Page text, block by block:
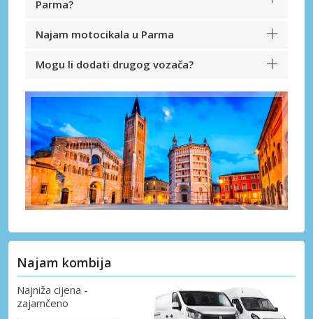
Parma?
Najam motocikala u Parma
Mogu li dodati drugog vozača?
Najam kombija
Najniža cijena -
zajamčeno